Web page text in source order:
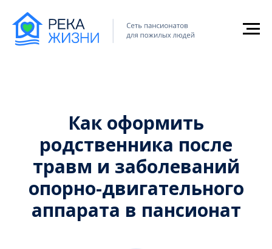
Главная →
Пансионат для пожилых после травм и заболеваний
опорно-двигательного аппарата
Как оформить
родственника после
травм и заболеваний
опорно-двигательного
аппарата в пансионат